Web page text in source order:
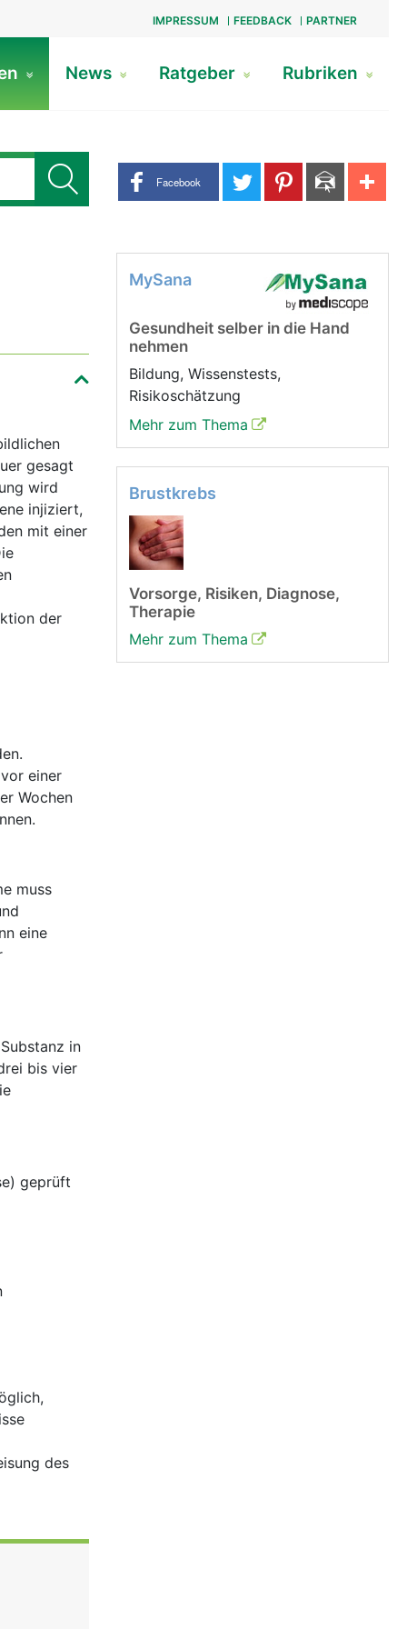
IMPRESSUM FEEDBACK PARTNER
News Ratgeber Rubriken
Share buttons
Facebook
gesagt
wird
injiziert,
mit einer
der
einer
Wochen
muss
eine
in
bis vier
geprüft
des
MySana
Gesundheit selber in die Hand
nehmen
Bildung, Wissenstests,
Risikoschätzung
Mehr zum Thema
Brustkrebs
Vorsorge, Risiken, Diagnose,
Therapie
Mehr zum Thema